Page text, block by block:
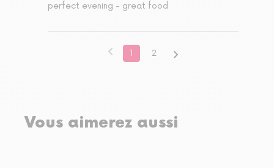
perfect evening - great food
1 2
Vous aimerez aussi